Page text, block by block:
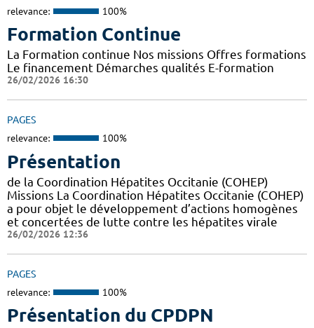
relevance: 100%
Formation Continue
La Formation continue Nos missions Offres formations
Le financement Démarches qualités E-formation
26/02/2026 16:30
PAGES
relevance: 100%
Présentation
de la Coordination Hépatites Occitanie (COHEP)
Missions La Coordination Hépatites Occitanie (COHEP)
a pour objet le développement d’actions homogènes
et concertées de lutte contre les hépatites virale
26/02/2026 12:36
PAGES
relevance: 100%
Présentation du CPDPN